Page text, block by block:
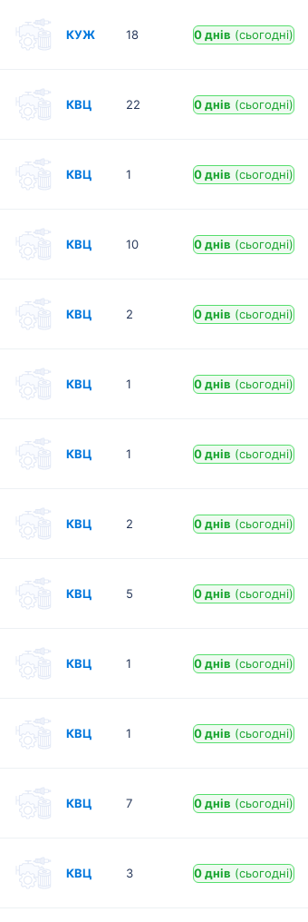
КУЖ 18 0 днів (сьогодні)
КВЦ 22 0 днів (сьогодні)
КВЦ 1 0 днів (сьогодні)
КВЦ 10 0 днів (сьогодні)
КВЦ 2 0 днів (сьогодні)
КВЦ 1 0 днів (сьогодні)
КВЦ 1 0 днів (сьогодні)
КВЦ 2 0 днів (сьогодні)
КВЦ 5 0 днів (сьогодні)
КВЦ 1 0 днів (сьогодні)
КВЦ 1 0 днів (сьогодні)
КВЦ 7 0 днів (сьогодні)
КВЦ 3 0 днів (сьогодні)